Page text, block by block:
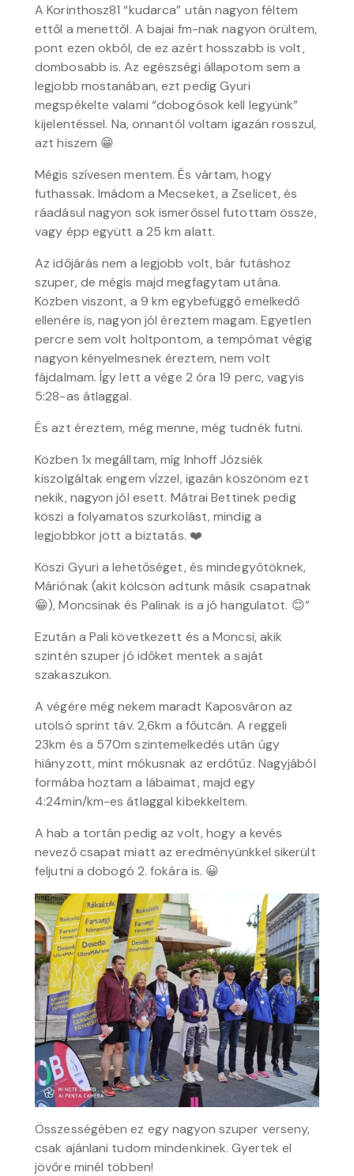
A Korinthosz81 “kudarca” után nagyon féltem
ettől a menettől. A bajai fm-nak nagyon örültem,
pont ezen okból, de ez azért hosszabb is volt,
dombosabb is. Az egészségi állapotom sem a
legjobb mostanában, ezt pedig Gyuri
megspékelte valami “dobogósok kell legyünk”
kijelentéssel. Na, onnantól voltam igazán rosszul,
azt hiszem 😁
Mégis szívesen mentem. És vártam, hogy
futhassak. Imádom a Mecseket, a Zselicet, és
ráadásul nagyon sok ismerőssel futottam össze,
vagy épp együtt a 25 km alatt.
Az időjárás nem a legjobb volt, bár futáshoz
szuper, de mégis majd megfagytam utána.
Közben viszont, a 9 km egybefüggő emelkedő
ellenére is, nagyon jól éreztem magam. Egyetlen
percre sem volt holtpontom, a tempómat végig
nagyon kényelmesnek éreztem, nem volt
fájdalmam. Így lett a vége 2 óra 19 perc, vagyis
5:28-as átlaggal.
És azt éreztem, még menne, még tudnék futni.
Közben 1x megálltam, míg Inhoff Józsiék
kiszolgáltak engem vízzel, igazán köszönöm ezt
nekik, nagyon jól esett. Mátrai Bettinek pedig
köszi a folyamatos szurkolást, mindig a
legjobbkor jött a biztatás. ❤️
Köszi Gyuri a lehetőséget, és mindegyőtöknek,
Máriónak (akit kölcsön adtunk másik csapatnak
😁), Moncsinak és Palinak is a jó hangulatot. 😊”
Ezután a Pali következett és a Moncsi, akik
szintén szuper jó időket mentek a saját
szakaszukon.
A végére még nekem maradt Kaposváron az
utolsó sprint táv. 2,6km a főutcán. A reggeli
23km és a 570m szintemelkedés után úgy
hiányzott, mint mókusnak az erdőtűz. Nagyjából
formába hoztam a lábaimat, majd egy
4:24min/km-es átlaggal kibekkeltem.
A hab a tortán pedig az volt, hogy a kevés
nevező csapat miatt az eredményünkkel sikerült
feljutni a dobogó 2. fokára is. 😀
Összességében ez egy nagyon szuper verseny,
csak ajánlani tudom mindenkinek. Gyertek el
jövőre minél többen!